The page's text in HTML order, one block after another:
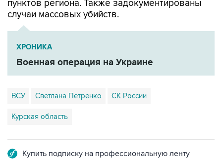
пунктов региона. Также задокументированы
случаи массовых убийств.
ХРОНИКА
Военная операция на Украине
ВСУ Светлана Петренко СК России
Курская область
Купить подписку на профессиональную ленту